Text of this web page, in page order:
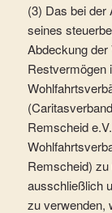
(3) Das bei der
seines
Abdeckung der
Restvermögen
Remscheid
Remscheid)
ausschließlich
zu verwenden,